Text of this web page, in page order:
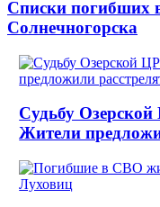
Списки погибших
Солнечногорска
Судьбу
Жители